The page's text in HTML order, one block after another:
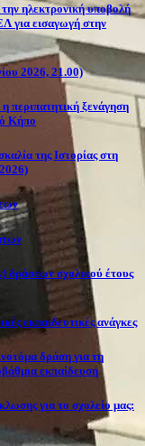
ηλεκτρονική υποβολή
για εισαγωγή στην
2026, 21.00)
περιπατητική ξενάγηση
Κήπο
της Ιστορίας στη
δράσεων σχολικού έτους
εκπαιδευτικές ανάγκες
δράση για τη
εκπαίδευση
για το σχολείο μας: